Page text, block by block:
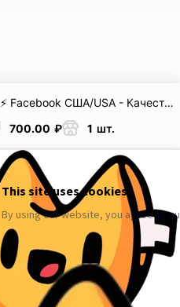
Создано 3 РК.Business
⚡ Facebook США/USA - Качественный Фарм 10+ дней, King - SMS+,2FA+. E-mail+, Cookies+, Foto+. Разблокирован Селфи+. И ФанПэйдж - уже создана!
700.00 ₽ 1 шт.
Token EAAB
3.30 ₽ 5 шт.